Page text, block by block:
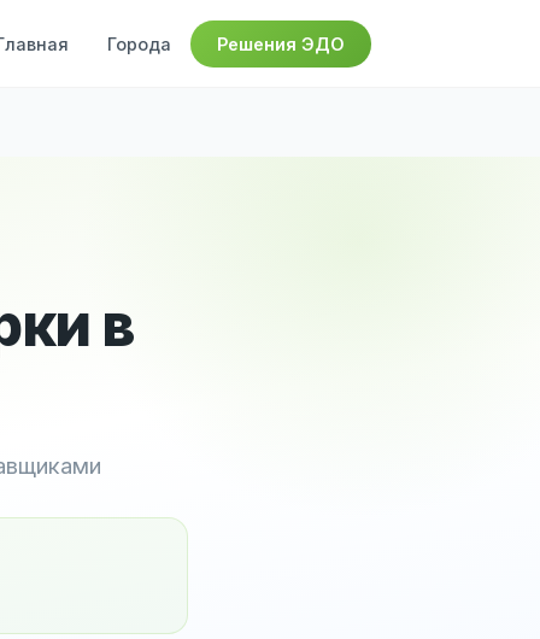
Города Решения ЭДО
в